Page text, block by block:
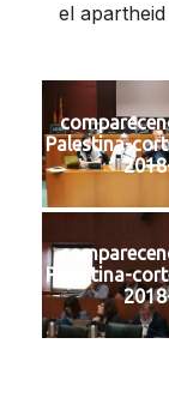
el
Palestina-
Palestina-